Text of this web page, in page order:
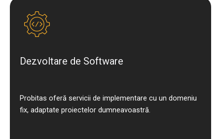
Dezvoltare de Software
Probitas oferă servicii de implementare cu un domeniu
fix, adaptate proiectelor dumneavoastră.